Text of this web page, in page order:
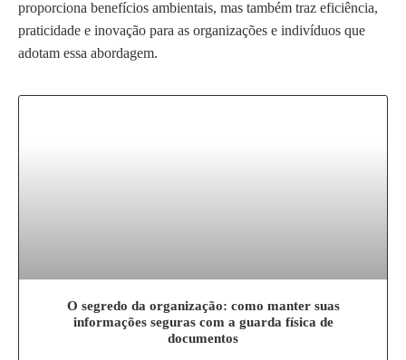
proporciona benefícios ambientais, mas também traz eficiência,
praticidade e inovação para as organizações e indivíduos que
adotam essa abordagem.
O segredo da organização: como manter suas
informações seguras com a guarda física de
documentos